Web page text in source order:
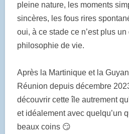
pleine nature, les moments
sincères, les fous rires
oui, à ce stade ce n’est plus un
philosophie de vie.
Après la Martinique et la
Réunion depuis décembre
découvrir cette île autrement
et idéalement avec quelqu’un
beaux coins 😏